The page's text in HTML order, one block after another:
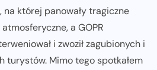
na której panowały tragiczne
a GOPR
i zwoził zagubionych i
turystów. Mimo tego spotkałem